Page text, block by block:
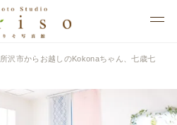
所沢市からお越しのKokonaちゃん、七歳七